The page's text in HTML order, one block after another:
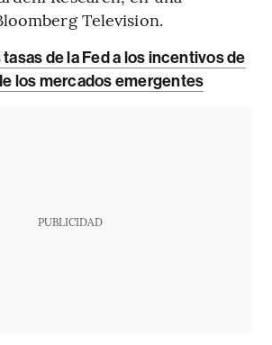
Television.
tasas de la Fed a los incentivos de
los mercados emergentes
PUBLICIDAD